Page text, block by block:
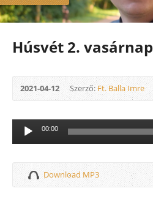
Húsvét 2. vasárnap
2021-04-12 Szerző:Ft. Balla Imre
Audió
lejátszó
00:00
Download MP3